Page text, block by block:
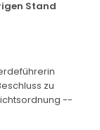
Stand
zu
--